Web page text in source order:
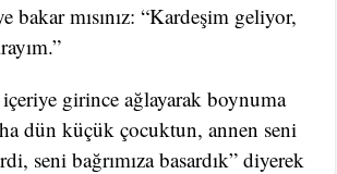
bakar mısınız: “Kardeşim geliyor,
girince ağlayarak boynuma
dün küçük çocuktun, annen seni
seni bağrımıza basardık” diyerek